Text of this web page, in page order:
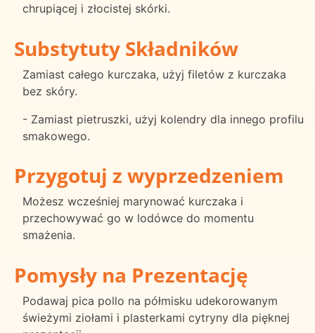
chrupiącej i złocistej skórki.
Substytuty Składników
Zamiast całego kurczaka, użyj filetów z kurczaka
bez skóry.
- Zamiast pietruszki, użyj kolendry dla innego profilu
smakowego.
Przygotuj z wyprzedzeniem
Możesz wcześniej marynować kurczaka i
przechowywać go w lodówce do momentu
smażenia.
Pomysły na Prezentację
Podawaj pica pollo na półmisku udekorowanym
świeżymi ziołami i plasterkami cytryny dla pięknej